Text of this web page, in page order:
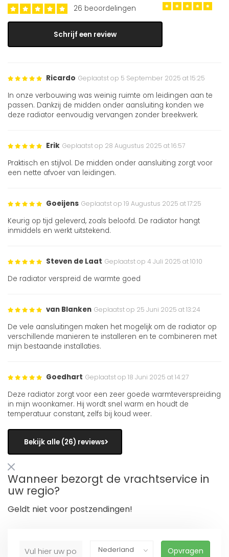
26 beoordelingen
Schrijf een review
Ricardo Geplaatst op 5 September 2025 at 15:25
In onze verbouwing was weinig ruimte om leidingen aan te
passen. Dankzij de midden onder aansluiting konden we
deze radiator eenvoudig vervangen zonder breekwerk.
Erik Geplaatst op 28 Augustus 2025 at 16:57
Praktisch en stijlvol. De midden onder aansluiting zorgt voor
een nette afvoer van leidingen.
Goeijens Geplaatst op 19 Augustus 2025 at 17:25
Keurig op tijd geleverd, zoals beloofd. De radiator hangt
inmiddels en werkt uitstekend.
Steven de Laat Geplaatst op 4 Juli 2025 at 10:10
De radiator verspreid de warmte goed
van Blanken Geplaatst op 25 Juni 2025 at 13:24
De vele aansluitingen maken het mogelijk om de radiator op
verschillende manieren te installeren en te combineren met
mijn bestaande installaties.
Goedhart Geplaatst op 18 Juni 2025 at 14:27
Deze radiator zorgt voor een zeer goede warmteverspreiding
in mijn woonkamer. Hij wordt snel warm en houdt de
temperatuur constant, zelfs bij koud weer.
Bekijk alle (26) reviews
Wanneer bezorgt de vrachtservice in
uw regio?
Geldt niet voor postzendingen!
Opvragen